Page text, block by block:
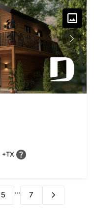
+TX
5 ... 7